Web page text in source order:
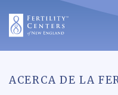
ACERCA DE LA